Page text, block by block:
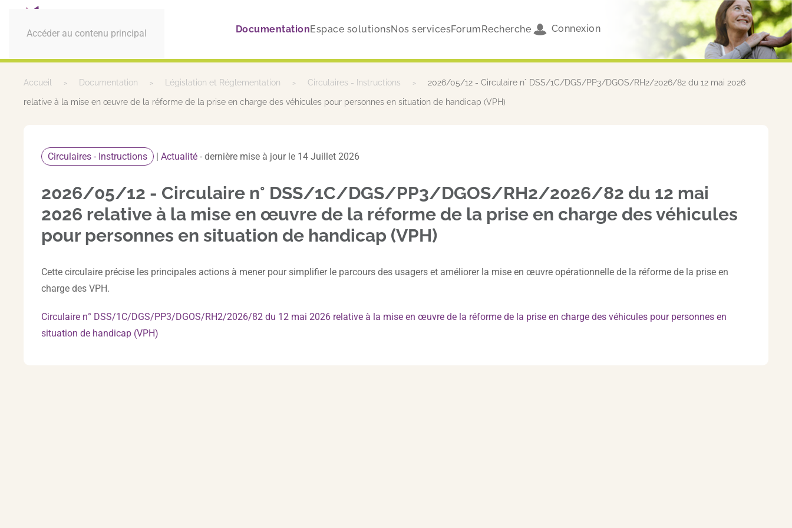
Accéder au contenu principal DocumentationEspace solutionsNos servicesForumRecherche Connexion
Accueil Documentation Législation et Réglementation Circulaires - Instructions 2026/05/12 - Circulaire n° DSS/1C/DGS/PP3/DGOS/RH2/2026/82 du 12 mai 2026
relative à la mise en œuvre de la réforme de la prise en charge des véhicules pour personnes en situation de handicap (VPH)
Circulaires - Instructions | Actualité - dernière mise à jour le 14 Juillet 2026
2026/05/12 - Circulaire n° DSS/1C/DGS/PP3/DGOS/RH2/2026/82 du 12 mai
2026 relative à la mise en œuvre de la réforme de la prise en charge des véhicules
pour personnes en situation de handicap (VPH)
Cette circulaire précise les principales actions à mener pour simplifier le parcours des usagers et améliorer la mise en œuvre opérationnelle de la réforme de la prise en
charge des VPH.
Circulaire n° DSS/1C/DGS/PP3/DGOS/RH2/2026/82 du 12 mai 2026 relative à la mise en œuvre de la réforme de la prise en charge des véhicules pour personnes en
situation de handicap (VPH)